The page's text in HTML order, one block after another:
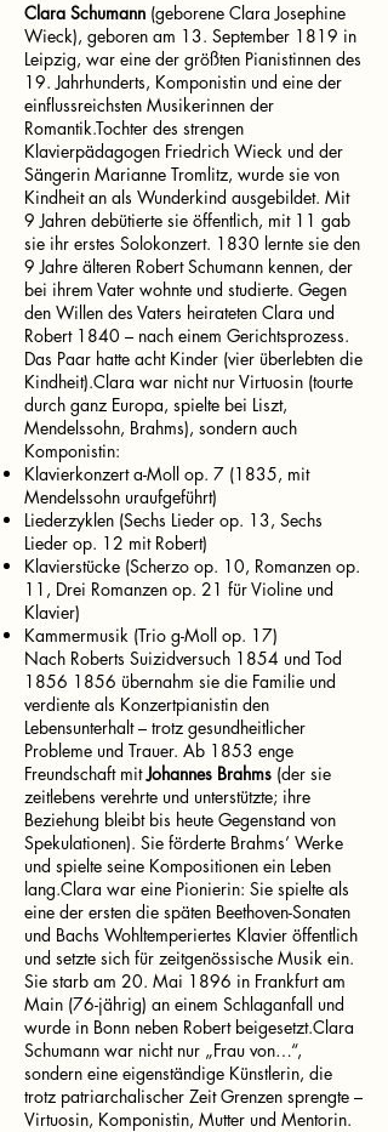
Clara Schumann (geborene Clara Josephine
Wieck), geboren am 13. September 1819 in
Leipzig, war eine der größten Pianistinnen des
19. Jahrhunderts, Komponistin und eine der
einflussreichsten Musikerinnen der
Romantik.Tochter des strengen
Klavierpädagogen Friedrich Wieck und der
Sängerin Marianne Tromlitz, wurde sie von
Kindheit an als Wunderkind ausgebildet. Mit
9 Jahren debütierte sie öffentlich, mit 11 gab
sie ihr erstes Solokonzert. 1830 lernte sie den
9 Jahre älteren Robert Schumann kennen, der
bei ihrem Vater wohnte und studierte. Gegen
den Willen des Vaters heirateten Clara und
Robert 1840 – nach einem Gerichtsprozess.
Das Paar hatte acht Kinder (vier überlebten die
Kindheit).Clara war nicht nur Virtuosin (tourte
durch ganz Europa, spielte bei Liszt,
Mendelssohn, Brahms), sondern auch
Komponistin:
Klavierkonzert a-Moll op. 7 (1835, mit
Mendelssohn uraufgeführt)
Liederzyklen (Sechs Lieder op. 13, Sechs
Lieder op. 12 mit Robert)
Klavierstücke (Scherzo op. 10, Romanzen op.
11, Drei Romanzen op. 21 für Violine und
Klavier)
Kammermusik (Trio g-Moll op. 17)
Nach Roberts Suizidversuch 1854 und Tod
1856 1856 übernahm sie die Familie und
verdiente als Konzertpianistin den
Lebensunterhalt – trotz gesundheitlicher
Probleme und Trauer. Ab 1853 enge
Freundschaft mitJohannes Brahms (der sie
zeitlebens verehrte und unterstützte; ihre
Beziehung bleibt bis heute Gegenstand von
Spekulationen). Sie förderte Brahms’ Werke
und spielte seine Kompositionen ein Leben
lang.Clara war eine Pionierin: Sie spielte als
eine der ersten die späten Beethoven-Sonaten
und Bachs Wohltemperiertes Klavier öffentlich
und setzte sich für zeitgenössische Musik ein.
Sie starb am 20. Mai 1896 in Frankfurt am
Main (76-jährig) an einem Schlaganfall und
wurde in Bonn neben Robert beigesetzt.Clara
Schumann war nicht nur „Frau von…“,
sondern eine eigenständige Künstlerin, die
trotz patriarchalischer Zeit Grenzen sprengte –
Virtuosin, Komponistin, Mutter und Mentorin.